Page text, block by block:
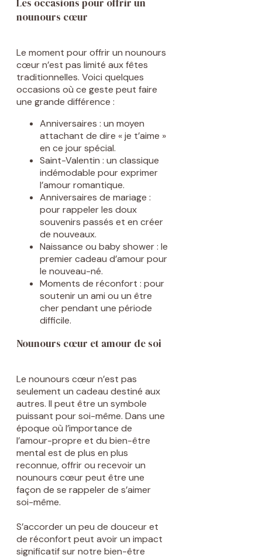
Les occasions pour offrir un
nounours cœur
Le moment pour offrir un nounours
cœur n’est pas limité aux fêtes
traditionnelles. Voici quelques
occasions où ce geste peut faire
une grande différence :
Anniversaires : un moyen
attachant de dire « je t’aime »
en ce jour spécial.
Saint-Valentin : un classique
indémodable pour exprimer
l’amour romantique.
Anniversaires de mariage :
pour rappeler les doux
souvenirs passés et en créer
de nouveaux.
Naissance ou baby shower : le
premier cadeau d’amour pour
le nouveau-né.
Moments de réconfort : pour
soutenir un ami ou un être
cher pendant une période
difficile.
Nounours cœur et amour de soi
Le nounours cœur n’est pas
seulement un cadeau destiné aux
autres. Il peut être un symbole
puissant pour soi-même. Dans une
époque où l’importance de
l’amour-propre et du bien-être
mental est de plus en plus
reconnue, offrir ou recevoir un
nounours cœur peut être une
façon de se rappeler de s’aimer
soi-même.
S’accorder un peu de douceur et
de réconfort peut avoir un impact
significatif sur notre bien-être